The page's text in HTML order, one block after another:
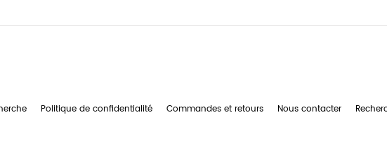
Politique de confidentialité Commandes et retours Nous contacter